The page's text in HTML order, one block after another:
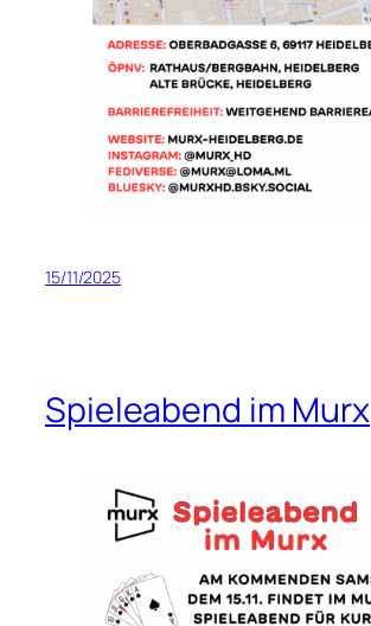
15/11/2025
Spieleabend im Murx